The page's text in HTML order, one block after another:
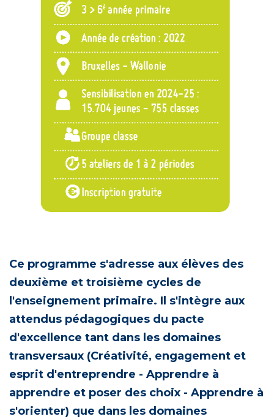
Ce programme s'adresse aux élèves des
deuxième et troisième cycles de
l'enseignement primaire. Il s'intègre aux
attendus pédagogiques du pacte
d'excellence tant dans les domaines
transversaux (Créativité, engagement et
esprit d'entreprendre - Apprendre à
apprendre et poser des choix - Apprendre à
s'orienter) que dans les domaines